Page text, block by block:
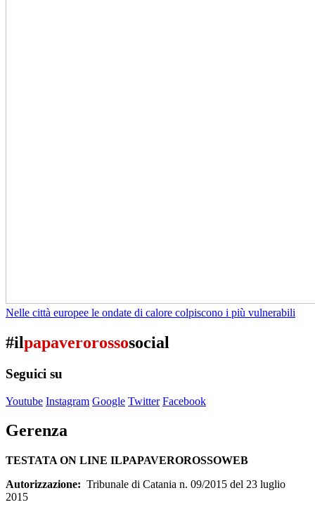
Nelle città europee le ondate di calore colpiscono i più vulnerabili
#ilpapaverorossosocial
Seguici su
Youtube Instagram Google Twitter Facebook
Gerenza
TESTATA ON LINE ILPAPAVEROROSSOWEB
Autorizzazione: Tribunale di Catania n. 09/2015 del 23 luglio
2015